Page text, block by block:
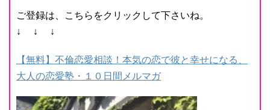
ご登録は、こちらをクリックして下さいね。
↓ ↓ ↓
【無料】不倫恋愛相談！本気の恋で彼と幸せになる、
大人の恋愛塾・１０日間メルマガ